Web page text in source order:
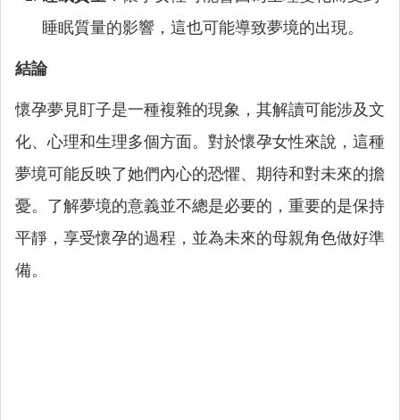
睡眠質量的影響，這也可能導致夢境的出現。
結論
懷孕夢見盯子是一種複雜的現象，其解讀可能涉及文
化、心理和生理多個方面。對於懷孕女性來說，這種
夢境可能反映了她們內心的恐懼、期待和對未來的擔
憂。了解夢境的意義並不總是必要的，重要的是保持
平靜，享受懷孕的過程，並為未來的母親角色做好準
備。